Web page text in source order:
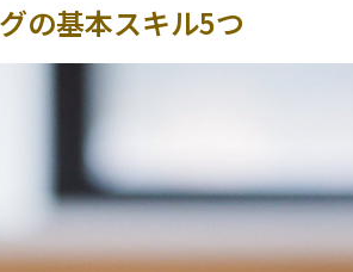
の基本スキル5つ